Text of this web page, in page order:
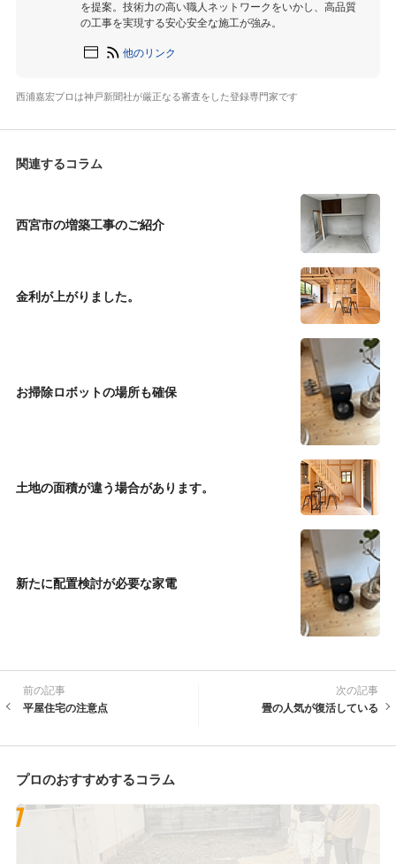
を提案。技術力の高い職人ネットワークをいかし、高品質
の工事を実現する安心安全な施工が強み。
他のリンク
西浦嘉宏プロは神戸新聞社が厳正なる審査をした登録専門家です
関連するコラム
西宮市の増築工事のご紹介
金利が上がりました。
お掃除ロボットの場所も確保
土地の面積が違う場合があります。
新たに配置検討が必要な家電
前の記事
平屋住宅の注意点
次の記事
畳の人気が復活している
プロのおすすめするコラム